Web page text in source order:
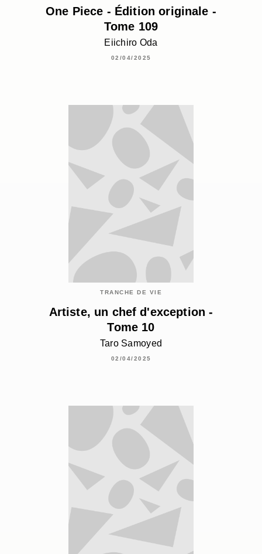
One Piece - Édition originale -
Tome 109
Eiichiro Oda
02/04/2025
TRANCHE DE VIE
Artiste, un chef d'exception -
Tome 10
Taro Samoyed
02/04/2025